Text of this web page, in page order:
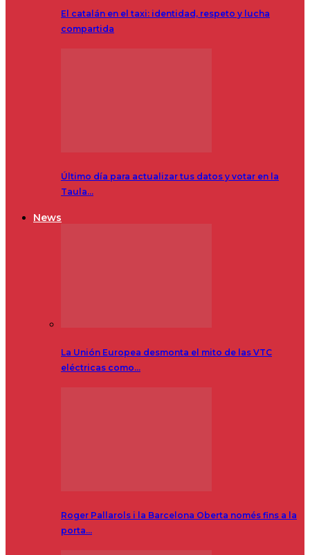
El catalán en el taxi: identidad, respeto y lucha
compartida
Último día para actualizar tus datos y votar en la
Taula…
News
La Unión Europea desmonta el mito de las VTC
eléctricas como…
Roger Pallarols i la Barcelona Oberta només fins a la
porta…